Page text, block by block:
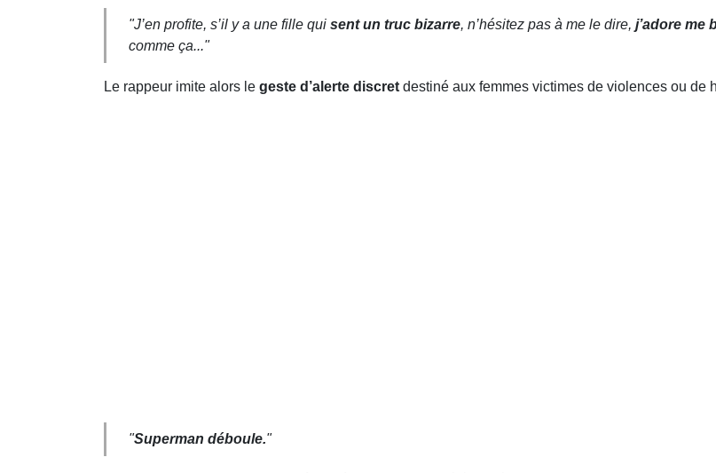
"J’en profite, s’il y a une fille qui sent un truc bizarre, n’hésitez pas à me le dire, j’adore me
comme ça..."
Le rappeur imite alors le geste d’alerte discret destiné aux femmes victimes de violences ou de
"Superman déboule."